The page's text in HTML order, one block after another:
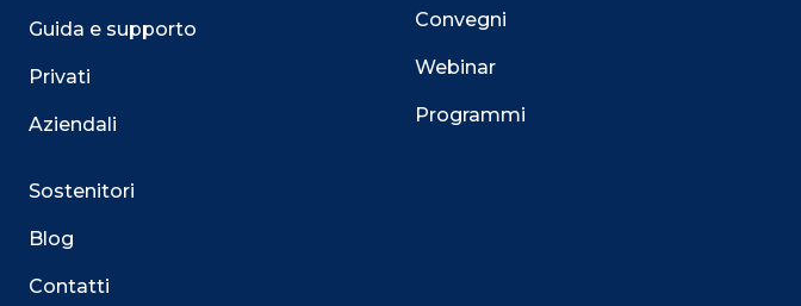
Guida e supporto
Privati
Aziendali
Sostenitori
Blog
Contatti
Convegni
Webinar
Programmi